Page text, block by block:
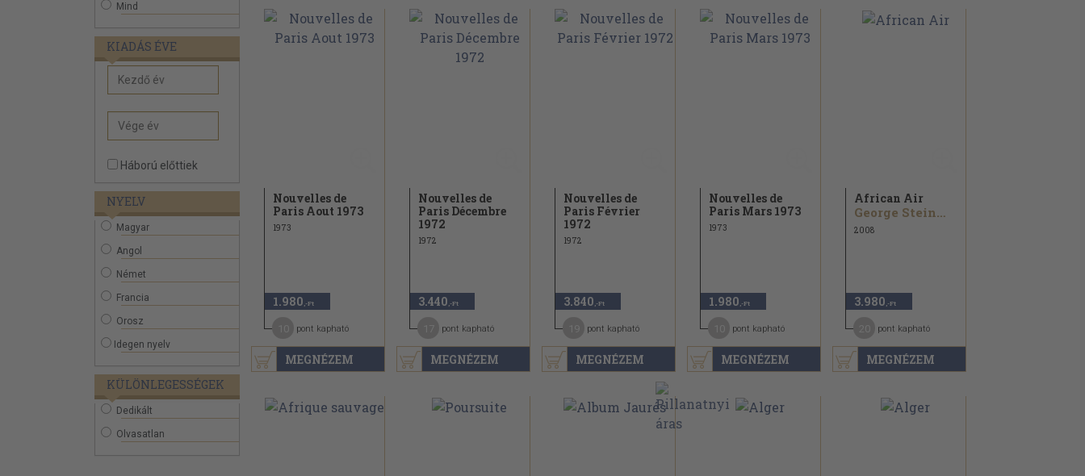
Mind
KIADÁS ÉVE
Háború előttiek
NYELV
Magyar
Angol
Német
Francia
Orosz
Idegen nyelv
KÜLÖNLEGESSÉGEK
Dedikált
Olvasatlan
MEGNÉZEM
Nouvelles de
Paris Aout 1973
1973
1.980 ,-Ft
pont kapható
MEGNÉZEM
Nouvelles de
Paris Décembre
1972
1972
3.440 ,-Ft
pont kapható
MEGNÉZEM
Nouvelles de
Paris Février
1972
1972
3.840 ,-Ft
pont kapható
MEGNÉZEM
Nouvelles de
Paris Mars 1973
1973
1.980 ,-Ft
pont kapható
MEGNÉZEM
African Air
George Steinmetz
2008
3.980 ,-Ft
pont kapható